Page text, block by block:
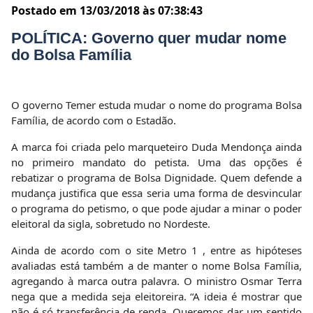
Postado em 13/03/2018 às 07:38:43
POLÍTICA: Governo quer mudar nome
do Bolsa Família
O governo Temer estuda mudar o nome do programa Bolsa
Família, de acordo com o Estadão.
A marca foi criada pelo marqueteiro Duda Mendonça ainda
no primeiro mandato do petista. Uma das opções é
rebatizar o programa de Bolsa Dignidade. Quem defende a
mudança justifica que essa seria uma forma de desvincular
o programa do petismo, o que pode ajudar a minar o poder
eleitoral da sigla, sobretudo no Nordeste.
Ainda de acordo com o site Metro 1 , entre as hipóteses
avaliadas está também a de manter o nome Bolsa Família,
agregando à marca outra palavra. O ministro Osmar Terra
nega que a medida seja eleitoreira. “A ideia é mostrar que